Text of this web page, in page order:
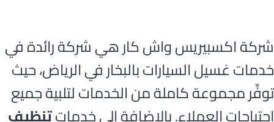
شركة اكسبيريس واش كار هي شركة رائدة في
خدمات غسيل السيارات بالبخار في الرياض، حيث
توفِّر مجموعة كاملة من الخدمات لتلبية جميع
احتياجات العملاء. بالإضافة إلى خدماتتنظيف